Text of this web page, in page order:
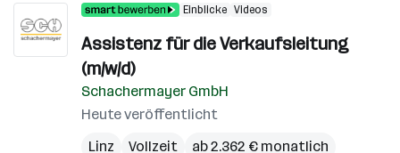
Einblicke Videos
Assistenz für die Verkaufsleitung
(m/w/d)
Schachermayer GmbH
Heute veröffentlicht
Linz
Vollzeit ab 2.362 € monatlich